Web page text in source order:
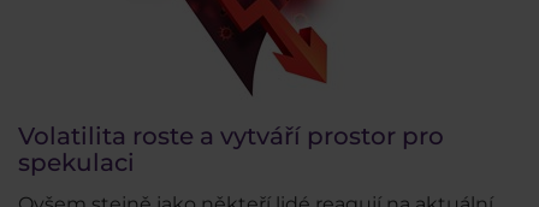
Volatilita roste a vytváří prostor pro
spekulaci